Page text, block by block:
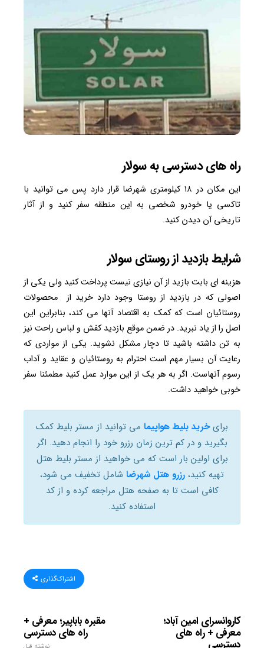
راه های دسترسی به سولار
این مکان در ۱۸ کیلومتری شهرضا قرار دارد پس می توانید با
تاکسی یا خودرو شخصی به این منطقه سفر کنید و از آثار
تاریخی آن دیدن کنید.
شرایط بازدید از روستای سولار
هزینه ای بابت بازید از آن نیازی نیست پرداخت کنید ولی یکی از
اصولی که در بازدید از روستا وجود دارد خرید از محصولات
روستائیان است که کمک به اقتصاد آنها می کند، بنابراین این
اصل را از یاد نبرید. در ضمن موقع بازدید کفش و لباس راحت نیز
به تن داشته باشید تا دچار مشکل نشوید. یکی از مواردی که
رعایت آن بسیار مهم است احترام به روستائیان و عقاید و آداب
رسوم آنهاست. اگر به هر یک از این موارد عمل کنید مطمئنا سفر
خوبی خواهید داشت.
برایخرید بلیط هواپیما می توانید از مستر بلیط کمک
بگیرید و در کم ترین زمان رزرو خود را انجام دهید. اگر
برای اولین بار است که می خواهید از مستر بلیط هتل
تهیه کنید، رزرو هتل شهرضا شامل تخفیف می شود،
کافی است تا به صفحه هتل مراجعه کرده و از کد
استفاده کنید.
اشتراک‌گذاری
مقبره باباپیر؛ معرفی +
راه های دسترسی
کاروانسرای امین آباد؛
معرفی + راه های